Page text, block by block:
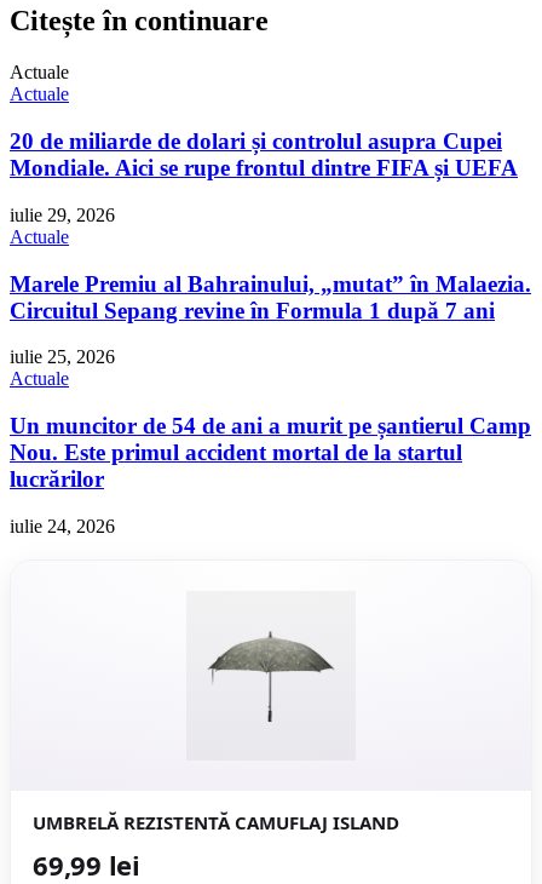
Citește în continuare
Actuale
Actuale
20 de miliarde de dolari și controlul asupra Cupei
Mondiale. Aici se rupe frontul dintre FIFA și UEFA
iulie 29, 2026
Actuale
Marele Premiu al Bahrainului, „mutat” în Malaezia.
Circuitul Sepang revine în Formula 1 după 7 ani
iulie 25, 2026
Actuale
Un muncitor de 54 de ani a murit pe șantierul Camp
Nou. Este primul accident mortal de la startul
lucrărilor
iulie 24, 2026
UMBRELĂ REZISTENTĂ CAMUFLAJ ISLAND
69,99 lei